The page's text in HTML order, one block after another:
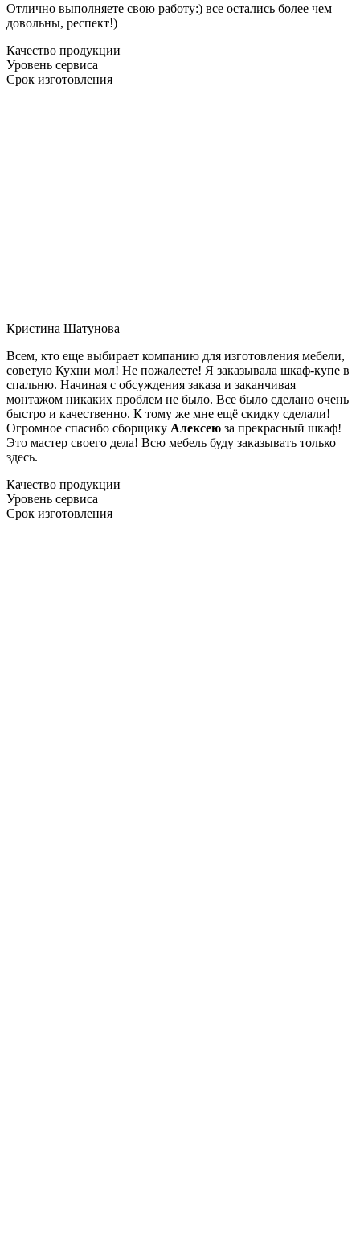
Отлично выполняете свою работу:) все остались более чем
довольны, респект!)
Качество продукции
Уровень сервиса
Срок изготовления
Кристина Шатунова
Всем, кто еще выбирает компанию для изготовления мебели,
советую Кухни мол! Не пожалеете! Я заказывала шкаф-купе в
спальню. Начиная с обсуждения заказа и заканчивая
монтажом никаких проблем не было. Все было сделано очень
быстро и качественно. К тому же мне ещё скидку сделали!
Огромное спасибо сборщику Алексею за прекрасный шкаф!
Это мастер своего дела! Всю мебель буду заказывать только
здесь.
Качество продукции
Уровень сервиса
Срок изготовления